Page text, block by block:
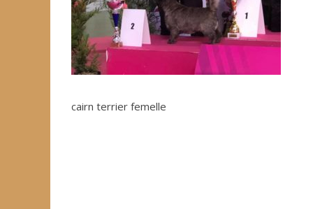
cairn terrier femelle